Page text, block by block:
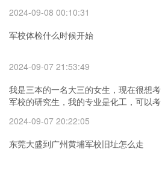
2024-09-08 00:10:31
军校体检什么时候开始
2024-09-07 21:53:49
我是三本的一名大三的女生，现在很想考
军校的研究生，我的专业是化工，可以考
2024-09-07 20:22:05
东莞大盛到广州黄埔军校旧址怎么走